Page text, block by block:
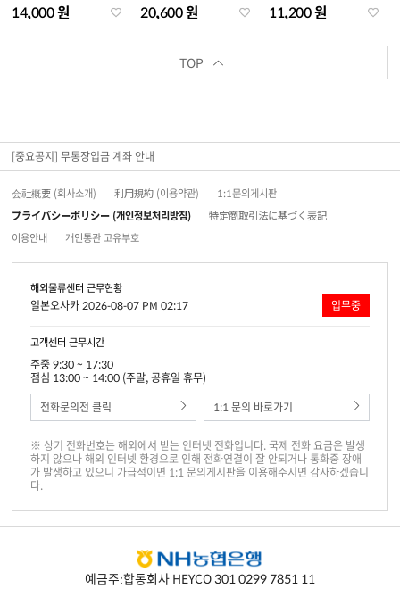
14,000 원 20,600 원 11,200 원
TOP
[중요공지] 무통장입금 계좌 안내
会社概要 (회사소개) 利用規約 (이용약관)
1:1문의게시판
プライバシーポリシー (개인정보처리방침)
特定商取引法に基づく表記
이용안내
개인통관 고유부호
해외물류센터 근무현황
일본오사카 2026-08-07 PM 02:17 업무중
고객센터 근무시간
주중 9:30 ~ 17:30
점심 13:00 ~ 14:00 (주말, 공휴일 휴무)
전화문의전 클릭
1:1 문의 바로가기
※ 상기 전화번호는 해외에서 받는 인터넷 전화입니다. 국제 전화 요금은 발생
하지 않으나 해외 인터넷 환경으로 인해 전화연결이 잘 안되거나 통화중 장애
가 발생하고 있으니 가급적이면 1:1 문의게시판을 이용해주시면 감사하겠습니
다.
예금주:합동회사 HEYCO 301 0299 7851 11